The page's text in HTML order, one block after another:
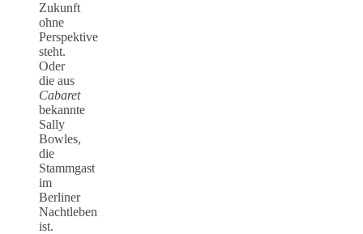
Zukunft
ohne
Perspektive
steht.
Oder
die aus
Cabaret
bekannte
Sally
Bowles,
die
Stammgast
im
Berliner
Nachtleben
ist.